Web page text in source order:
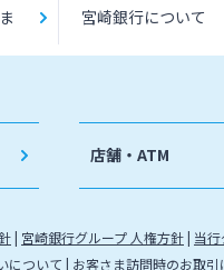
宮崎銀行について
店舗・ATM
宮崎銀行グループ 人権方針 当
について お客さま訪問時のお取引